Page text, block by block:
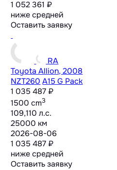
1 052 361 ₽
ниже средней
Оставить заявку
RA
Toyota Allion, 2008
NZT260 A15 G Pack
1 035 487 ₽
1500 cm3
109,110 л.с.
25000 км
2026-08-06
1 035 487 ₽
ниже средней
Оставить заявку